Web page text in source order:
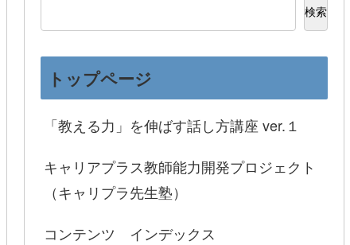
検索
トップページ
「教える力」を伸ばす話し方講座 ver.１
キャリアプラス教師能力開発プロジェクト
（キャリプラ先生塾）
コンテンツ インデックス